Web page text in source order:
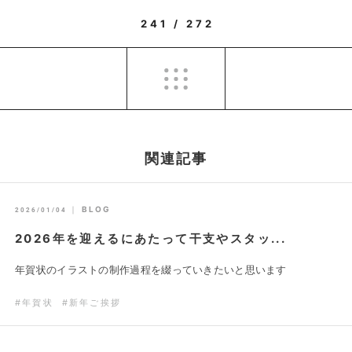
241 / 272
関連記事
2026/01/04 ｜ BLOG
2026年を迎えるにあたって干支やスタッ...
年賀状のイラストの制作過程を綴っていきたいと思います
#年賀状 #新年ご挨拶